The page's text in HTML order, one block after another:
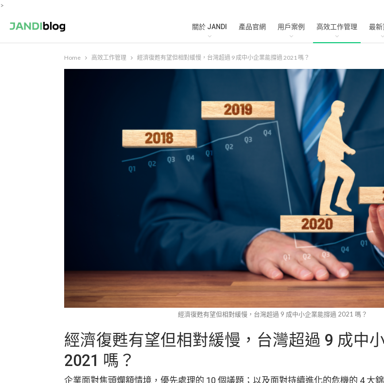
>
關於 JANDI 產品官網 用戶案例 高效工作管理 最新
Home 高效工作管理 經濟復甦有望但相對緩慢，台灣超過 9 成中小企業能撐過 2021 嗎？
經濟復甦有望但相對緩慢，台灣超過 9 成中小企業能撐過 2021 嗎？
經濟復甦有望但相對緩慢，台灣超過 9 成中
2021 嗎？
企業面對焦頭爛額情境，優先處理的 10 個議題；以及面對持續進化的危機的 4 大